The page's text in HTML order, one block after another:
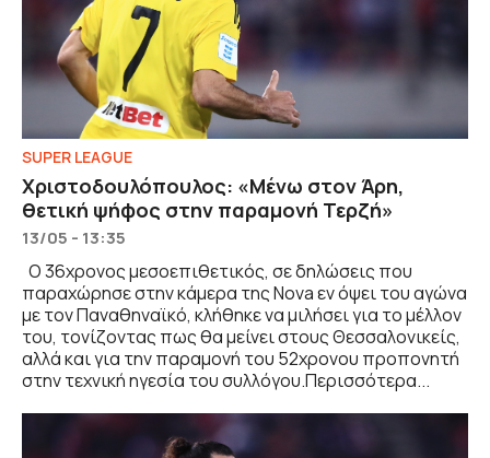
SUPER LEAGUE
Χριστοδουλόπουλος: «Μένω στον Άρη,
θετική ψήφος στην παραμονή Τερζή»
13/05 - 13:35
Ο 36χρονος μεσοεπιθετικός, σε δηλώσεις που
παραχώρησε στην κάμερα της Nova εν όψει του αγώνα
με τον Παναθηναϊκό, κλήθηκε να μιλήσει για το μέλλον
του, τονίζοντας πως θα μείνει στους Θεσσαλονικείς,
αλλά και για την παραμονή του 52χρονου προπονητή
στην τεχνική ηγεσία του συλλόγου.Περισσότερα...